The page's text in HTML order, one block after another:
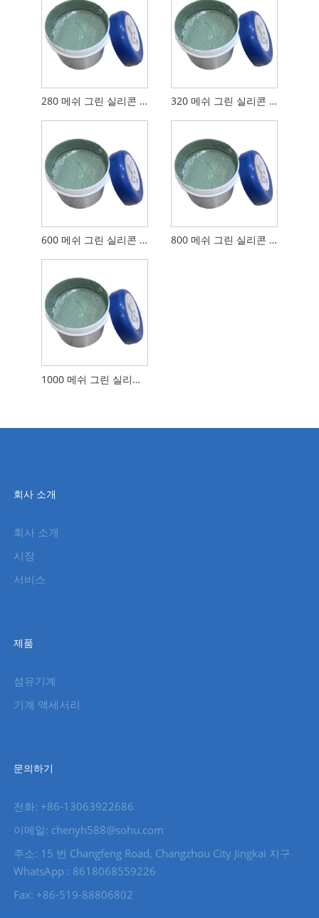
280 메쉬 그린 실리콘 연마 모래 320 메쉬 그린 실리콘 연마 모래
600 메쉬 그린 실리콘 연마 모래 800 메쉬 그린 실리콘 연마 모래
1000 메쉬 그린 실리콘 연마 모래
회사 소개
회사 소개
시장
서비스
제품
섬유기계
기계 액세서리
문의하기
전화: +86-13063922686
이메일: chenyh588@sohu.com
주소: 15 번 Changfeng Road, Changzhou City Jingkai 지구
WhatsApp : 8618068559226
Fax: +86-519-88806802